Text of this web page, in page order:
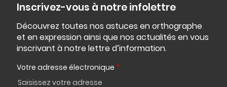
Inscrivez-vous à notre infolettre
Découvrez toutes nos astuces en orthographe
et en expression ainsi que nos actualités en vous
inscrivant à notre lettre d’information.
Votre adresse électronique *